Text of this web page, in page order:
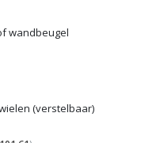
wandbeugel
(verstelbaar)